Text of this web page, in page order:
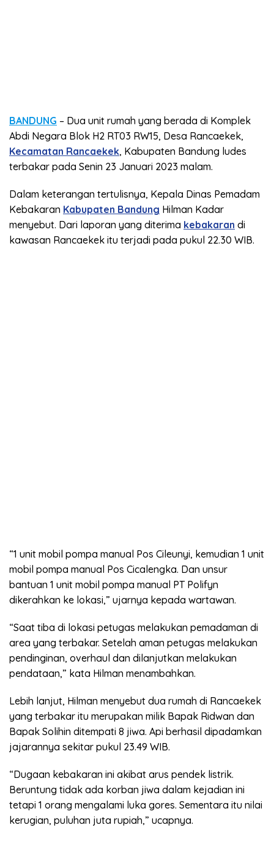
BANDUNG – Dua unit rumah yang berada di Komplek
Abdi Negara Blok H2 RT03 RW15, Desa Rancaekek,
Kecamatan Rancaekek, Kabupaten Bandung ludes
terbakar pada Senin 23 Januari 2023 malam.
Dalam keterangan tertulisnya, Kepala Dinas Pemadam
Kebakaran Kabupaten Bandung Hilman Kadar
menyebut. Dari laporan yang diterima kebakaran di
kawasan Rancaekek itu terjadi pada pukul 22.30 WIB.
“1 unit mobil pompa manual Pos Cileunyi, kemudian 1 unit
mobil pompa manual Pos Cicalengka. Dan unsur
bantuan 1 unit mobil pompa manual PT Polifyn
dikerahkan ke lokasi,” ujarnya kepada wartawan.
“Saat tiba di lokasi petugas melakukan pemadaman di
area yang terbakar. Setelah aman petugas melakukan
pendinginan, overhaul dan dilanjutkan melakukan
pendataan,” kata Hilman menambahkan.
Lebih lanjut, Hilman menyebut dua rumah di Rancaekek
yang terbakar itu merupakan milik Bapak Ridwan dan
Bapak Solihin ditempati 8 jiwa. Api berhasil dipadamkan
jajarannya sekitar pukul 23.49 WIB.
“Dugaan kebakaran ini akibat arus pendek listrik.
Beruntung tidak ada korban jiwa dalam kejadian ini
tetapi 1 orang mengalami luka gores. Sementara itu nilai
kerugian, puluhan juta rupiah,” ucapnya.